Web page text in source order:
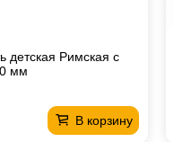
детская Римская с
мм
В корзину